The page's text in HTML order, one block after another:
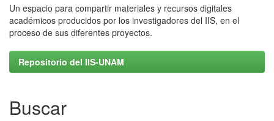
Un espacio para compartir materiales y recursos digitales
académicos producidos por los investigadores del IIS, en el
proceso de sus diferentes proyectos.
Repositorio del IIS-UNAM
Buscar